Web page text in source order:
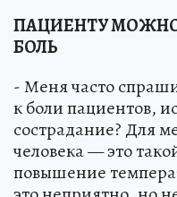
ПАЦИЕНТУ
БОЛЬ
- Меня часто
к боли пациентов,
сострадание? Для
человека — это
повышение